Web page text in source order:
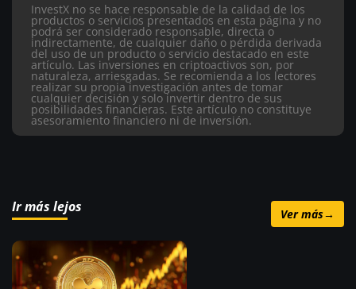
InvestX no se hace responsable de la calidad de los
productos o servicios presentados en esta página y no
podrá ser considerado responsable, directa o
indirectamente, de cualquier daño o pérdida derivada
del uso de un producto o servicio destacado en este
artículo. Las inversiones en criptoactivos son, por
naturaleza, arriesgadas. Se recomienda a los lectores
realizar su propia investigación antes de tomar
cualquier decisión y solo invertir dentro de sus
posibilidades financieras. Este artículo no constituye
asesoramiento financiero ni de inversión.
Ir más lejos Ver más→